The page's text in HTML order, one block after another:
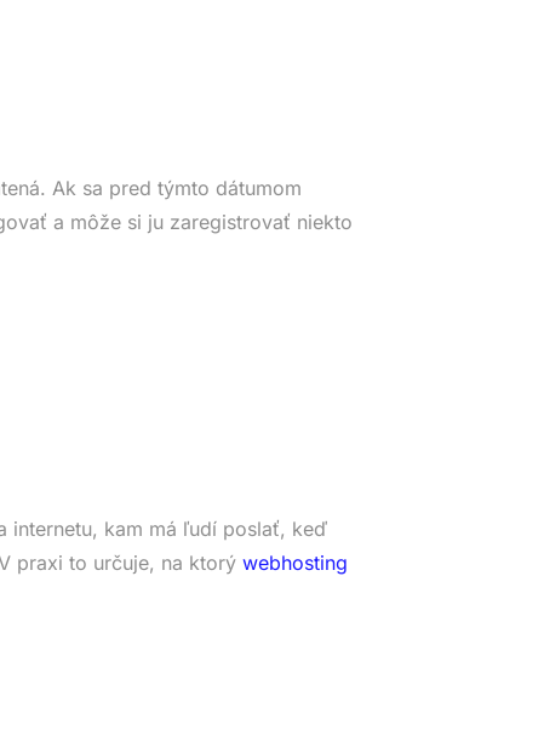
Ak sa pred týmto dátumom
a môže si ju zaregistrovať niekto
internetu, kam má ľudí poslať, keď
praxi to určuje, na ktorý webhosting